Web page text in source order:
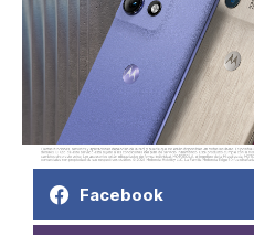
Facebook